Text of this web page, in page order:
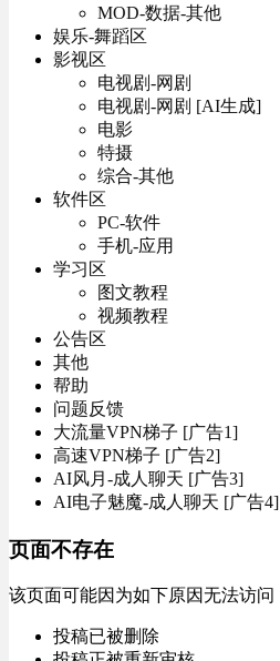
MOD-数据-其他
娱乐-舞蹈区
影视区
电视剧-网剧
电视剧-网剧 [AI生成]
电影
特摄
综合-其他
软件区
PC-软件
手机-应用
学习区
图文教程
视频教程
公告区
其他
帮助
问题反馈
大流量VPN梯子 [广告1]
高速VPN梯子 [广告2]
AI风月-成人聊天 [广告3]
AI电子魅魔-成人聊天 [广告4]
页面不存在
该页面可能因为如下原因无法访问
投稿已被删除